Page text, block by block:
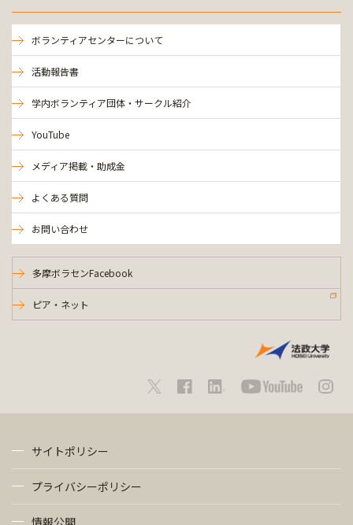
ボランティアセンターについて
活動報告書
学内ボランティア団体・サークル紹介
YouTube
メディア掲載・助成金
よくある質問
お問い合わせ
多摩ボラセンFacebook
ピア・ネット
サイトポリシー
プライバシーポリシー